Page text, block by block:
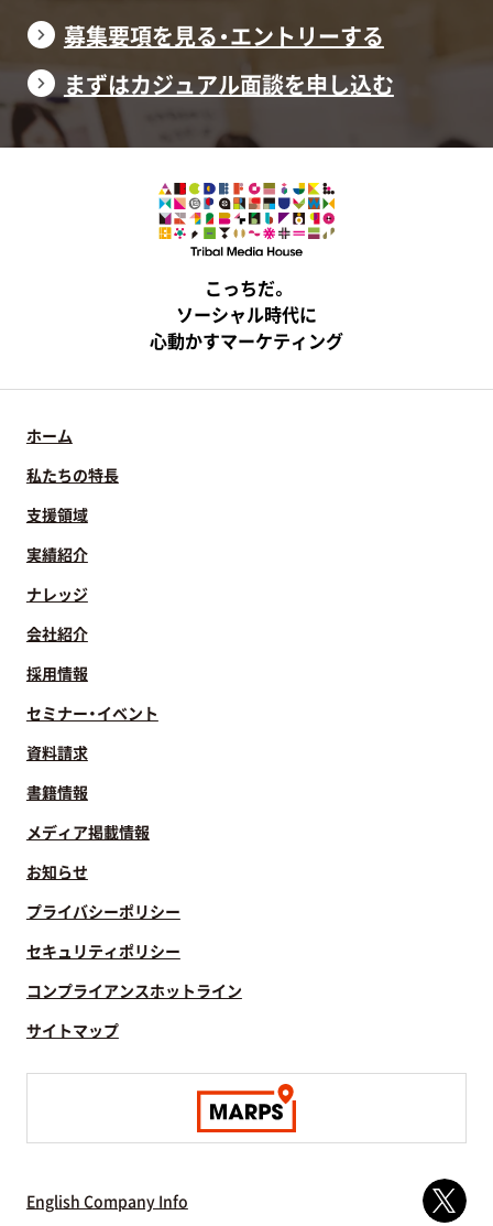
募集要項を見る・エントリーする
まずはカジュアル面談を申し込む
こっちだ。
ソーシャル時代に
心動かすマーケティング
ホーム
私たちの特長
支援領域
実績紹介
ナレッジ
会社紹介
採用情報
セミナー・イベント
資料請求
書籍情報
メディア掲載情報
お知らせ
プライバシーポリシー
セキュリティポリシー
コンプライアンスホットライン
サイトマップ
English Company Info